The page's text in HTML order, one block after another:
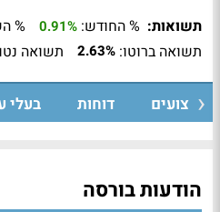
תשואות: % החודש: 0.91%
%
תשואה ברוטו: 2.63% תשואה
ביצועים דוחות בעלי
הודעות בורסה